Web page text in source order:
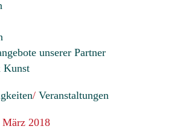
unserer Partner
Kunst
/Veranstaltungen
2018